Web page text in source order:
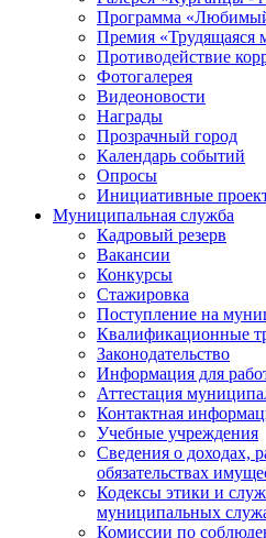
Программа
Премия «Трудящаяся
Противодействие
Фотогалерея
Видеоновости
Награды
Прозрачный город
Календарь событий
Опросы
Инициативные
Муниципальная служба
Кадровый резерв
Вакансии
Конкурсы
Стажировка
Поступление на
Квалификационные
Законодательство
Информация для
Аттестация
Контактная
Учебные учреждения
Сведения о доходах,
обязательствах
Кодексы этики и
муниципальных
Комиссии по